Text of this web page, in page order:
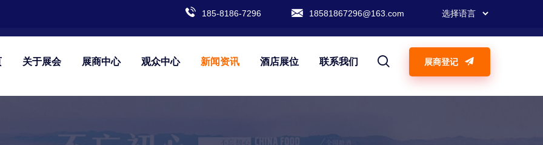
185-8186-7296 18581867296@163.com
关于展会 展商中心 观众中心 新闻资讯 酒店展位 联系我们 展商登记